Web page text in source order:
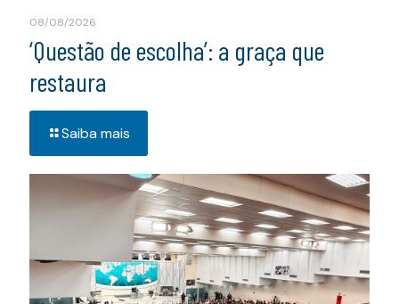
08/08/2026
‘Questão de escolha’: a graça que
restaura
Saiba mais